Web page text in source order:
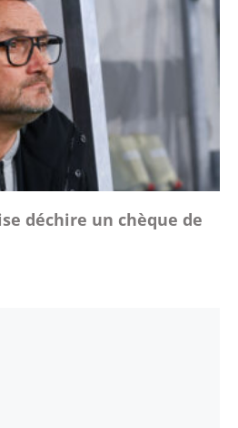
déchire un chèque de